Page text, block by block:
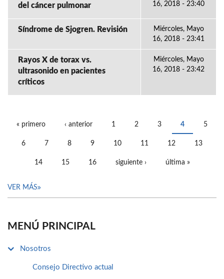
del cáncer pulmonar
16, 2018 - 23:40
Síndrome de Sjogren. Revisión
Miércoles, Mayo
16, 2018 - 23:41
Rayos X de torax vs.
ultrasonido en pacientes
críticos
Miércoles, Mayo
16, 2018 - 23:42
« primero ‹ anterior 1 2 3 4 5
6 7 8 9 10 11 12 13
14 15 16 siguiente › última »
VER MÁS
MENÚ PRINCIPAL
Nosotros
Consejo Directivo actual